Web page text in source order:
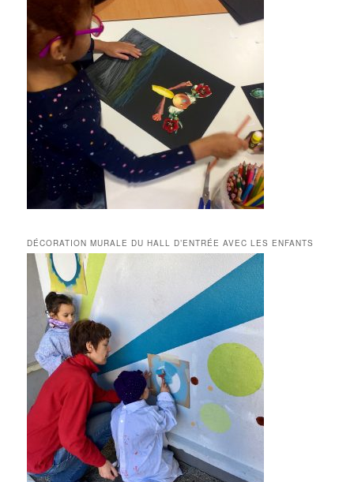
DÉCORATION MURALE DU HALL D’ENTRÉE AVEC LES ENFANTS